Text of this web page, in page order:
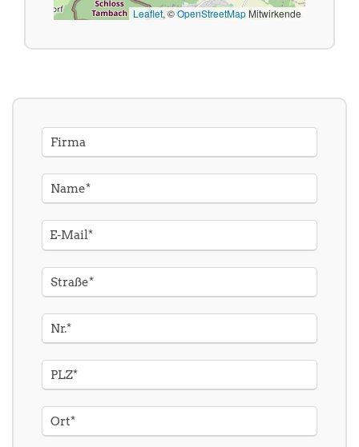
Leaflet, ©OpenStreetMapMitwirkende